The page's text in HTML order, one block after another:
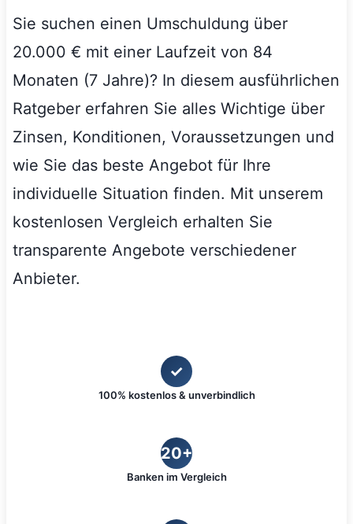
Sie suchen einen Umschuldung über
20.000 € mit einer Laufzeit von 84
Monaten (7 Jahre)? In diesem ausführlichen
Ratgeber erfahren Sie alles Wichtige über
Zinsen, Konditionen, Voraussetzungen und
wie Sie das beste Angebot für Ihre
individuelle Situation finden. Mit unserem
kostenlosen Vergleich erhalten Sie
transparente Angebote verschiedener
Anbieter.
✓
100% kostenlos & unverbindlich
20+
Banken im Vergleich